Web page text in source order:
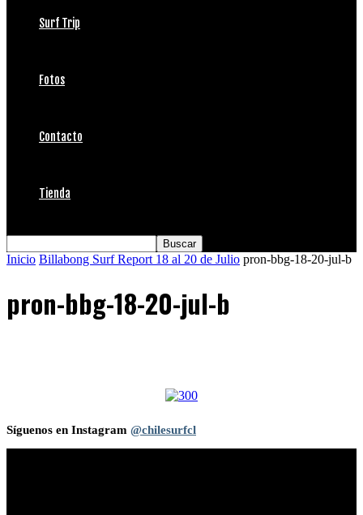
Surf Trip
Fotos
Contacto
Tienda
Inicio Billabong Surf Report 18 al 20 de Julio pron-bbg-18-20-jul-b
pron-bbg-18-20-jul-b
Síguenos en Instagram @chilesurfcl